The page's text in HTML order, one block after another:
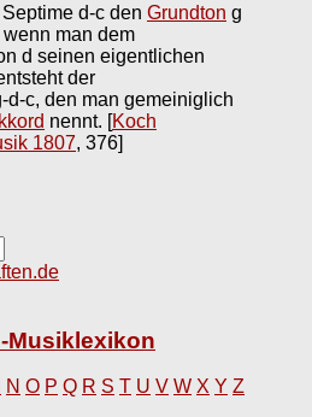
d-c den Grundton g
man dem
d seinen eigentlichen
der
d-c, den man gemeiniglich
nennt. [Koch
1807, 376]
Musiklexikon
N O P Q R S T U V W X Y Z